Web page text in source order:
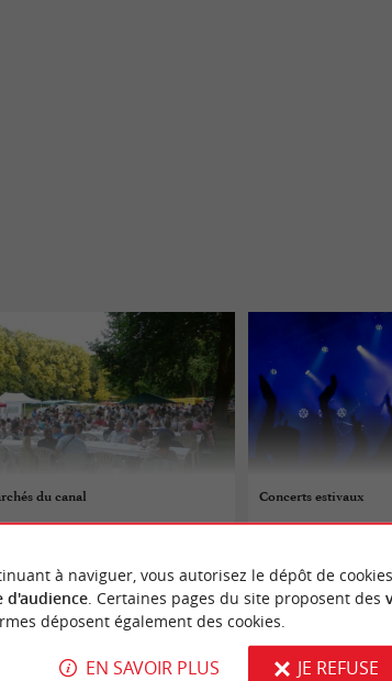
du canal
Dorthe
Concerts estivaux
Vendays-
à naviguer, vous autorisez le dépôt de
d'audience. Certaines pages du site proposent des
déposent également des cookies.
EN SAVOIR PLUS JE REFUSE